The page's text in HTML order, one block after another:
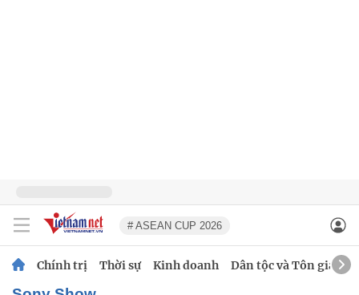
# ASEAN CUP 2026
Chính trị Thời sự Kinh doanh Dân tộc và Tôn giáo